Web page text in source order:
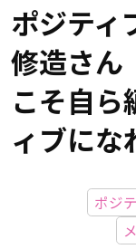
ポジティ
修造さん
こそ自ら
ィブにな
ポジ